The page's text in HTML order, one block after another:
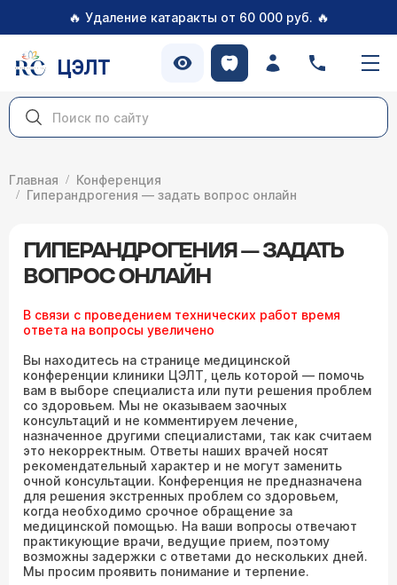
🔥 Удаление катаракты от 60 000 руб. 🔥
ЦЭЛТ
Главная
Конференция
Гиперандрогения — задать вопрос онлайн
ГИПЕРАНДРОГЕНИЯ — ЗАДАТЬ
ВОПРОС ОНЛАЙН
В связи с проведением технических работ время
ответа на вопросы увеличено
Вы находитесь на странице медицинской
конференции клиники ЦЭЛТ, цель которой — помочь
вам в выборе специалиста или пути решения проблем
со здоровьем. Мы не оказываем заочных
консультаций и не комментируем лечение,
назначенное другими специалистами, так как считаем
это некорректным. Ответы наших врачей носят
рекомендательный характер и не могут заменить
очной консультации. Конференция не предназначена
для решения экстренных проблем со здоровьем,
когда необходимо срочное обращение за
медицинской помощью. На ваши вопросы отвечают
практикующие врачи, ведущие прием, поэтому
возможны задержки с ответами до нескольких дней.
Мы просим проявить понимание и терпение.